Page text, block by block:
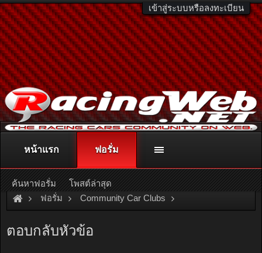
เข้าสู่ระบบหรือลงทะเบียน
ติดต่อลงโฆษณา racingweb@gmail.comหรือโทร. 081-811-1138
หรืออ่านรายละเอียดเพิ่มเติม คลิกที่นี่
ฟอรั่ม Community Car Clubs
ตอบกลับหัวข้อ
หน้าแรก ฟอรั่ม
ค้นหาฟอรั่ม โพสต์ล่าสุด